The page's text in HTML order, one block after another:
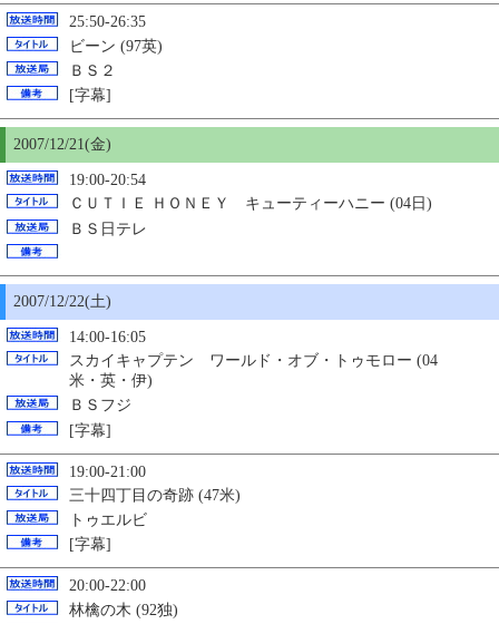
25:50-26:35
ビーン (97英)
ＢＳ２
[字幕]
2007/12/21(金)
19:00-20:54
ＣＵＴＩＥ ＨＯＮＥＹ キューティーハニー (04日)
ＢＳ日テレ
2007/12/22(土)
14:00-16:05
スカイキャプテン ワールド・オブ・トゥモロー (04
米・英・伊)
ＢＳフジ
[字幕]
19:00-21:00
三十四丁目の奇跡 (47米)
トゥエルビ
[字幕]
20:00-22:00
林檎の木 (92独)